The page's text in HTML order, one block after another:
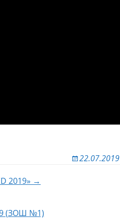
22.07.2019
2019» →
(ЗОШ №1)